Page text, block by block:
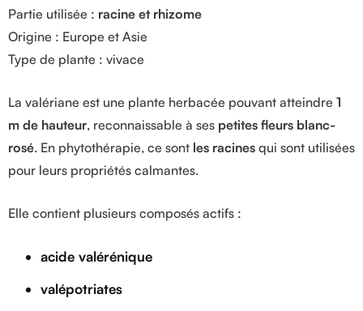
Partie utilisée : racine et rhizome
Origine : Europe et Asie
Type de plante : vivace
La valériane est une plante herbacée pouvant atteindre 1
m de hauteur, reconnaissable à ses petites fleurs blanc-
rosé. En phytothérapie, ce sont les racines qui sont utilisées
pour leurs propriétés calmantes.
Elle contient plusieurs composés actifs :
acide valérénique
valépotriates